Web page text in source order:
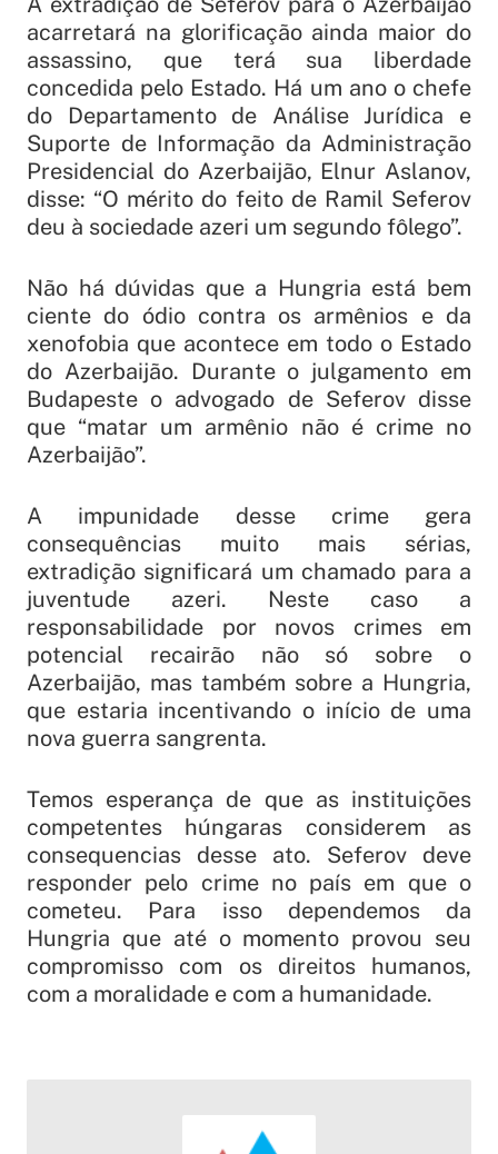
acarretará na glorificação ainda maior do
assassino, que terá sua liberdade
concedida pelo Estado. Há um ano o chefe
do Departamento de Análise Jurídica e
Suporte de Informação da Administração
Presidencial do Azerbaijão, Elnur Aslanov,
disse: “O mérito do feito de Ramil Seferov
deu à sociedade azeri um segundo fôlego”.
Não há dúvidas que a Hungria está bem
ciente do ódio contra os armênios e da
xenofobia que acontece em todo o Estado
do Azerbaijão. Durante o julgamento em
Budapeste o advogado de Seferov disse
que “matar um armênio não é crime no
Azerbaijão”.
A impunidade desse crime gera
consequências muito mais sérias,
extradição significará um chamado para a
juventude azeri. Neste caso a
responsabilidade por novos crimes em
potencial recairão não só sobre o
Azerbaijão, mas também sobre a Hungria,
que estaria incentivando o início de uma
nova guerra sangrenta.
Temos esperança de que as instituições
competentes húngaras considerem as
consequencias desse ato. Seferov deve
responder pelo crime no país em que o
cometeu. Para isso dependemos da
Hungria que até o momento provou seu
compromisso com os direitos humanos,
com a moralidade e com a humanidade.